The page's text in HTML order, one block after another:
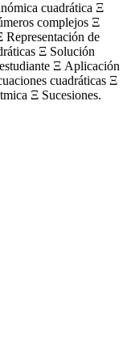
cuadrática Ξ
complejos Ξ
Representación de
Ξ Solución
Ξ Aplicación
cuadráticas Ξ
Ξ Sucesiones.